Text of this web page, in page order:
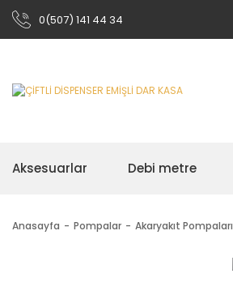
0(507) 141 44 34
Aksesuarlar Debi metre
Anasayfa Pompalar Akaryakıt Pompaları